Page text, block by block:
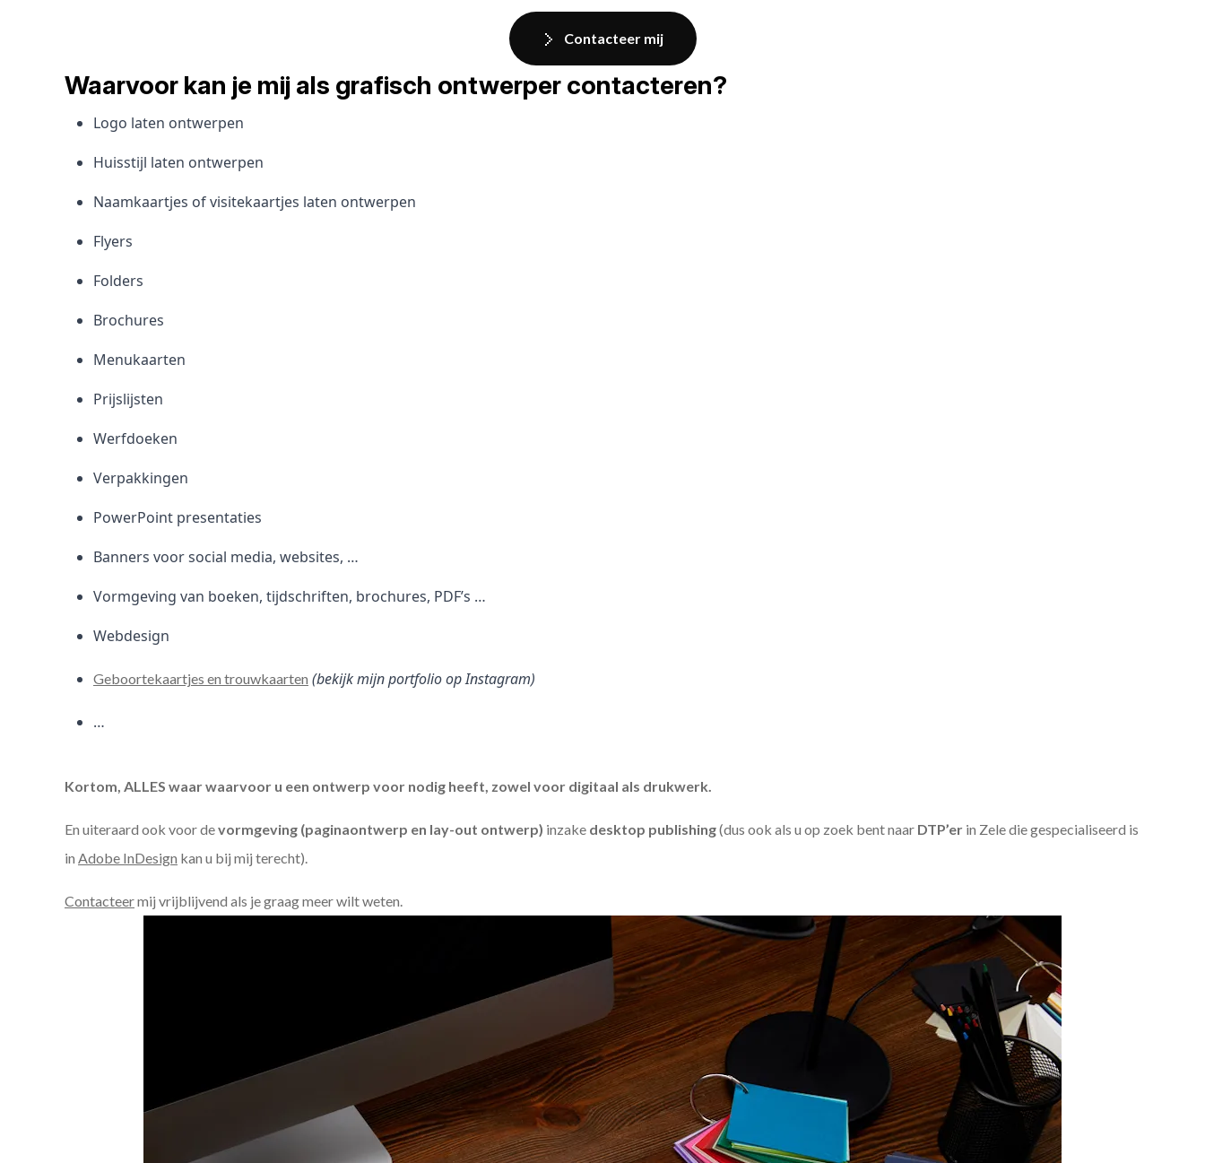
Contacteer mij
Waarvoor kan je mij als grafisch ontwerper contacteren?
Logo laten ontwerpen
Huisstijl laten ontwerpen
Naamkaartjes of visitekaartjes laten ontwerpen
Flyers
Folders
Brochures
Menukaarten
Prijslijsten
Werfdoeken
Verpakkingen
PowerPoint presentaties
Banners voor social media, websites, …
Vormgeving van boeken, tijdschriften, brochures, PDF’s …
Webdesign
Geboortekaartjes en trouwkaarten (bekijk mijn portfolio op Instagram)
…
Kortom, ALLES waar waarvoor u een ontwerp voor nodig heeft, zowel voor digitaal als drukwerk.
En uiteraard ook voor devormgeving (paginaontwerp en lay-out ontwerp) inzake desktop publishing(dus ook als u op zoek bent naar DTP’er in Zele die gespecialiseerd is
in Adobe InDesign kan u bij mij terecht).
Contacteermij vrijblijvend als je graag meer wilt weten.